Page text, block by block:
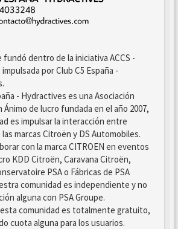
fundó dentro de la iniciativa ACCS -
por Club C5 España -
- Hydractives es una Asociación
Ánimo de lucro fundada en el año 2007,
es impulsar la interacción entre
marcas Citroën y DS Automobiles.
con la marca CITROEN en eventos
KDD Citroën, Caravana Citroën,
PSA o Fábricas de PSA
comunidad es independiente y no
alguna con PSA Groupe.
esta comunidad es totalmente gratuito,
cuota alguna para los usuarios.